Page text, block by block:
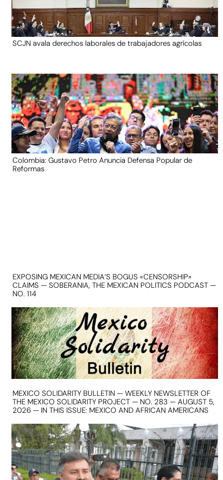
SCJN avala derechos laborales de trabajadores agrícolas
Colombia: Gustavo Petro Anuncia Defensa Popular de
Reformas
EXPOSING MEXICAN MEDIA’S BOGUS «CENSORSHIP»
CLAIMS — SOBERANIA, THE MEXICAN POLITICS PODCAST —
NO. 114
MEXICO SOLIDARITY BULLETIN — WEEKLY NEWSLETTER OF
THE MEXICO SOLIDARITY PROJECT — NO. 283 — AUGUST 5,
2026 — IN THIS ISSUE: MEXICO AND AFRICAN AMERICANS